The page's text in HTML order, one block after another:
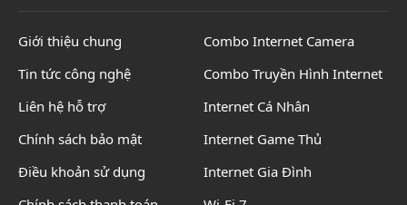
Giới thiệu chung
Tin tức công nghệ
Liên hệ hỗ trợ
Chính sách bảo mật
Điều khoản sử dụng
Combo Internet Camera
Combo Truyền Hình Internet
Internet Cá Nhân
Internet Game Thủ
Internet Gia Đình